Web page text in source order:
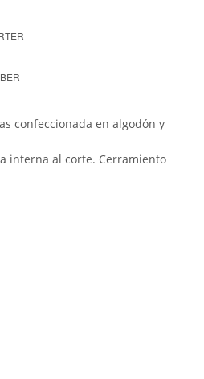
confeccionada en algodón y
interna al corte. Cerramiento